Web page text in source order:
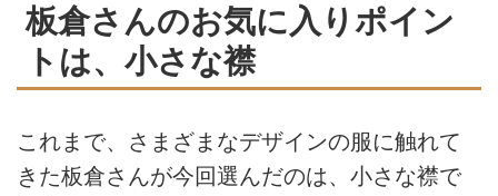
板倉さんのお気に入りポイン
トは、小さな襟
これまで、さまざまなデザインの服に触れて
きた板倉さんが今回選んだのは、小さな襟で